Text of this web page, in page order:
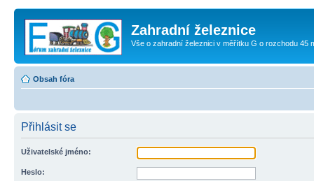
Zahradní železnice
Vše o zahradní železnici v měřítku G o rozchodu 45
Obsah fóra
Přihlásit se
Uživatelské jméno:
Heslo: